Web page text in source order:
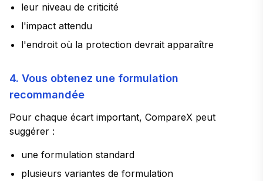
leur niveau de criticité
l'impact attendu
l'endroit où la protection devrait apparaître
4. Vous obtenez une formulation
recommandée
Pour chaque écart important, CompareX peut
suggérer :
une formulation standard
plusieurs variantes de formulation